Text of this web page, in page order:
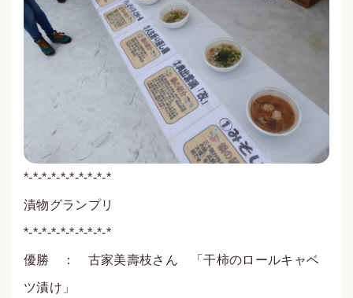
*-*-*-*-*-*-*-*-*-*
漬物グランプリ
*-*-*-*-*-*-*-*-*-*
優勝 ： 古家美壽枝さん 「干柿のロールキャベ
ツ漬け」